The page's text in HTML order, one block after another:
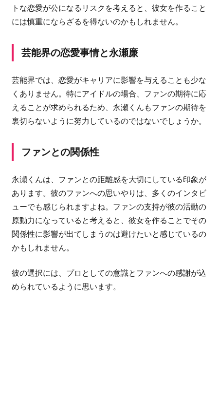
トな恋愛が公になるリスクを考えると、彼女を作ること
には慎重にならざるを得ないのかもしれません。
芸能界の恋愛事情と永瀬廉
芸能界では、恋愛がキャリアに影響を与えることも少な
くありません。特にアイドルの場合、ファンの期待に応
えることが求められるため、永瀬くんもファンの期待を
裏切らないように努力しているのではないでしょうか。
ファンとの関係性
永瀬くんは、ファンとの距離感を大切にしている印象が
あります。彼のファンへの思いやりは、多くのインタビ
ューでも感じられますよね。ファンの支持が彼の活動の
原動力になっていると考えると、彼女を作ることでその
関係性に影響が出てしまうのは避けたいと感じているの
かもしれません。
彼の選択には、プロとしての意識とファンへの感謝が込
められているように思います。